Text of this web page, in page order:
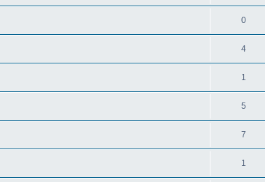
0
4
1
5
7
1